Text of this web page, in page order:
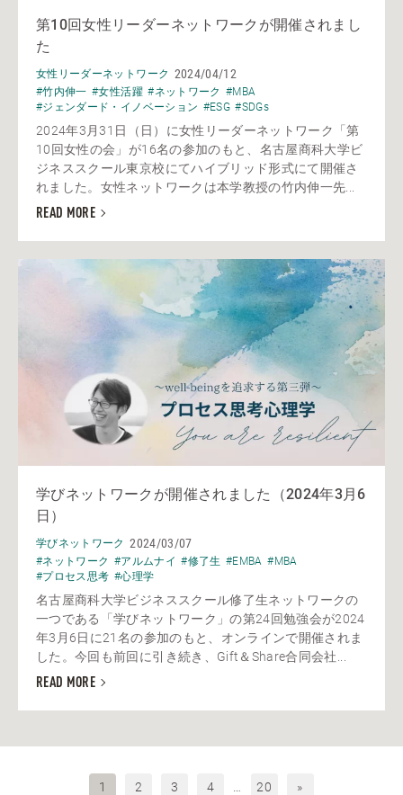
第10回女性リーダーネットワークが開催されまし
た
女性リーダーネットワーク 2024/04/12
#竹内伸一 #女性活躍 #ネットワーク #MBA
#ジェンダード・イノベーション #ESG #SDGs
2024年3月31日（日）に女性リーダーネットワーク「第
10回女性の会」が16名の参加のもと、名古屋商科大学ビ
ジネススクール東京校にてハイブリッド形式にて開催さ
れました。女性ネットワークは本学教授の竹内伸一先...
READ MORE
学びネットワークが開催されました（2024年3月6
日）
学びネットワーク 2024/03/07
#ネットワーク #アルムナイ #修了生 #EMBA #MBA
#プロセス思考 #心理学
名古屋商科大学ビジネススクール修了生ネットワークの
一つである「学びネットワーク」の第24回勉強会が2024
年3月6日に21名の参加のもと、オンラインで開催されま
した。今回も前回に引き続き、Gift＆Share合同会社...
READ MORE
1 2 3 4 … 20 »